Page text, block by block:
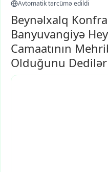
Avtomatik tərcümə edildi
Beynəlxalq
Banyuvangiyə
Camaatının
Olduğunu Dedilər